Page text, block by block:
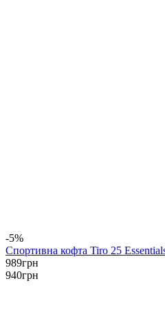
-5%
Спортивна кофта Tiro 25
989грн
940грн